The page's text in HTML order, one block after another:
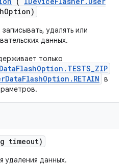
Option)
удалять или
данных.
только
в
timeout)
удаления данных.